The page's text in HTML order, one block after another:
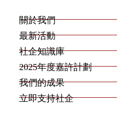
關於我們
最新活動
社企知識庫
2025年度嘉許計劃
我們的成果
立即支持社企